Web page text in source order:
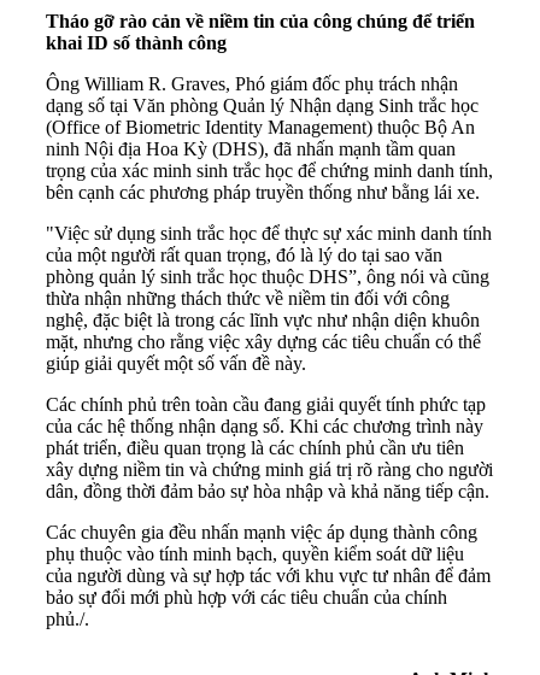
Tháo gỡ rào cản về niềm tin của công chúng để triển
khai ID số thành công
Ông William R. Graves, Phó giám đốc phụ trách nhận
dạng số tại Văn phòng Quản lý Nhận dạng Sinh trắc học
(Office of Biometric Identity Management) thuộc Bộ An
ninh Nội địa Hoa Kỳ (DHS), đã nhấn mạnh tầm quan
trọng của xác minh sinh trắc học để chứng minh danh tính,
bên cạnh các phương pháp truyền thống như bằng lái xe.
"Việc sử dụng sinh trắc học để thực sự xác minh danh tính
của một người rất quan trọng, đó là lý do tại sao văn
phòng quản lý sinh trắc học thuộc DHS”, ông nói và cũng
thừa nhận những thách thức về niềm tin đối với công
nghệ, đặc biệt là trong các lĩnh vực như nhận diện khuôn
mặt, nhưng cho rằng việc xây dựng các tiêu chuẩn có thể
giúp giải quyết một số vấn đề này.
Các chính phủ trên toàn cầu đang giải quyết tính phức tạp
của các hệ thống nhận dạng số. Khi các chương trình này
phát triển, điều quan trọng là các chính phủ cần ưu tiên
xây dựng niềm tin và chứng minh giá trị rõ ràng cho người
dân, đồng thời đảm bảo sự hòa nhập và khả năng tiếp cận.
Các chuyên gia đều nhấn mạnh việc áp dụng thành công
phụ thuộc vào tính minh bạch, quyền kiểm soát dữ liệu
của người dùng và sự hợp tác với khu vực tư nhân để đảm
bảo sự đổi mới phù hợp với các tiêu chuẩn của chính
phủ./.